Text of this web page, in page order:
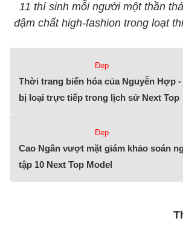
11 thí sinh mỗi người một thần
đậm chất high-fashion trong loạt
Đẹp
Thời trang biến hóa của Nguyễn Hợp
bị loại trực tiếp trong lịch sử Next Top
Đẹp
Cao Ngân vượt mặt giám khảo soán
tập 10 Next Top Model